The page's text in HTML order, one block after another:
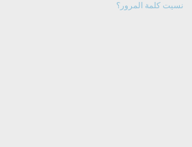
نسيت كلمة المرور؟